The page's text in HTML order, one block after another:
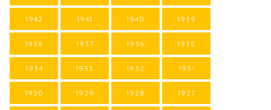
1942 1941 1940 1939
1938 1937 1936 1935
1934 1933 1932 1931
1930 1929 1928 1927